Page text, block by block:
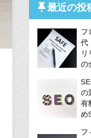
最近の投
フ
代
リ
の
の
有
め
フ